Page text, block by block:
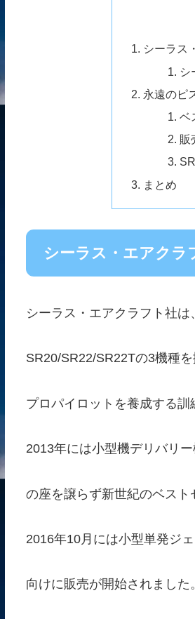
シーラス
シ
永遠のピ
ベ
販
まとめ
シーラス・エアクラ
シーラス・エアクラフト社は
SR20/SR22/SR22Tの3機種
プロパイロットを養成する訓
2013年には小型機デリバリ
の座を譲らず新世紀のベスト
2016年10月には小型単発ジ
向けに販売が開始されました。